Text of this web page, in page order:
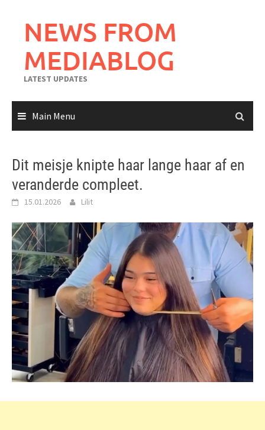
contentNEWS FROM
MEDIABLOG
LATEST UPDATES
Main Menu
Dit meisje knipte haar lange haar af en
veranderde compleet.
15.01.2026 Lilit